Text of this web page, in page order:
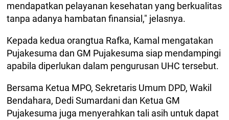
mendapatkan pelayanan kesehatan yang berkualitas
tanpa adanya hambatan finansial," jelasnya.
Kepada kedua orangtua Rafka, Kamal mengatakan
Pujakesuma dan GM Pujakesuma siap mendampingi
apabila diperlukan dalam pengurusan UHC tersebut.
Bersama Ketua MPO, Sekretaris Umum DPD, Wakil
Bendahara, Dedi Sumardani dan Ketua GM
Pujakesuma juga menyerahkan tali asih untuk dapat